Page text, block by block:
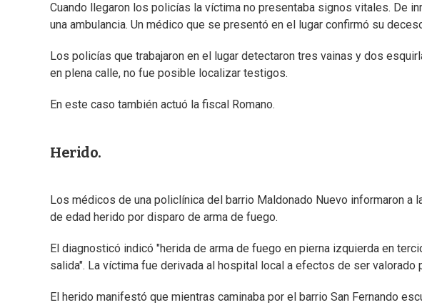
Cuando llegaron los policías la víctima no presentaba signos vitales. De
una ambulancia. Un médico que se presentó en el lugar confirmó su
Los policías que trabajaron en el lugar detectaron tres vainas y dos
en plena calle, no fue posible localizar testigos.
En este caso también actuó la fiscal Romano.
Herido.
Los médicos de una policlínica del barrio Maldonado Nuevo informaron a
de edad herido por disparo de arma de fuego.
El diagnosticó indicó "herida de arma de fuego en pierna izquierda en
salida". La víctima fue derivada al hospital local a efectos de ser valorado
El herido manifestó que mientras caminaba por el barrio San Fernando